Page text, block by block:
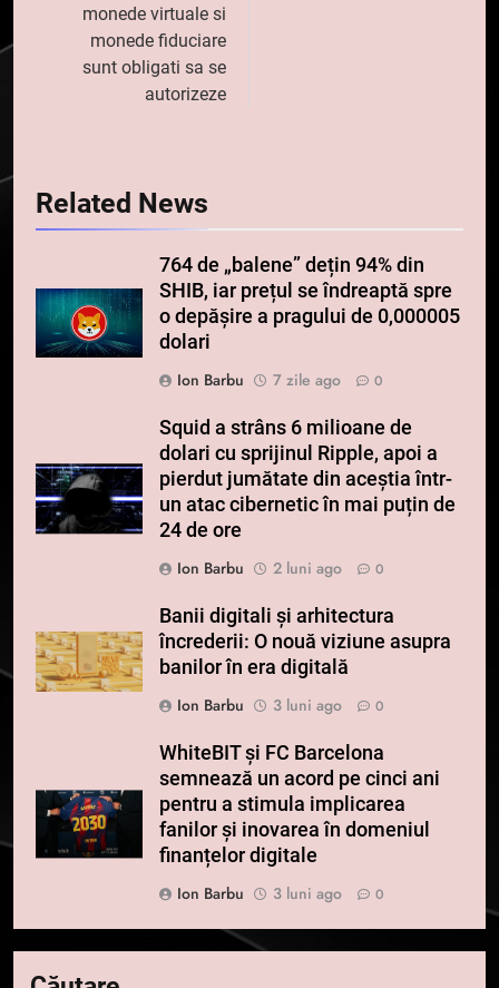
monede virtuale si
monede fiduciare
sunt obligati sa se
autorizeze
Related News
764 de „balene” dețin 94% din
SHIB, iar prețul se îndreaptă spre
o depășire a pragului de 0,000005
dolari
Ion Barbu
7 zile ago 0
Squid a strâns 6 milioane de
dolari cu sprijinul Ripple, apoi a
pierdut jumătate din aceștia într-
un atac cibernetic în mai puțin de
24 de ore
Ion Barbu
2 luni ago 0
Banii digitali și arhitectura
încrederii: O nouă viziune asupra
banilor în era digitală
Ion Barbu
3 luni ago 0
WhiteBIT și FC Barcelona
semnează un acord pe cinci ani
pentru a stimula implicarea
fanilor și inovarea în domeniul
finanțelor digitale
Ion Barbu
3 luni ago 0